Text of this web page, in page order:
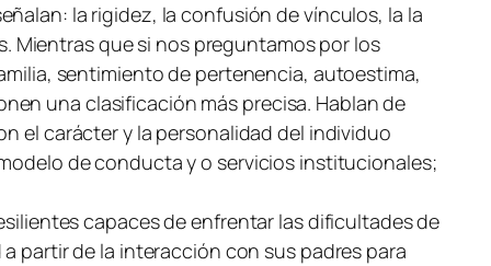
la rigidez, la confusión de vínculos, la la
Mientras que si nos preguntamos por los
sentimiento de pertenencia, autoestima,
una clasificación más precisa. Hablan de
el carácter y la personalidad del individuo
de conducta y o servicios institucionales;
capaces de enfrentar las dificultades de
partir de la interacción con sus padres para